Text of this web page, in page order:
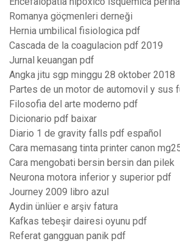
Romanya göçmenleri derneği
Hernia umbilical fisiologica pdf
Cascada de la coagulacion pdf 2019
Jurnal keuangan pdf
Angka jitu sgp minggu 28 oktober 2018
Partes de un motor de automovil y sus
Filosofia del arte moderno pdf
Dicionario pdf baixar
Diario 1 de gravity falls pdf español
Cara memasang tinta printer canon
Cara mengobati bersin bersin dan pilek
Neurona motora inferior y superior pdf
Journey 2009 libro azul
Aydin ünlüer e arşiv fatura
Kafkas tebeşir dairesi oyunu pdf
Referat gangguan panik pdf